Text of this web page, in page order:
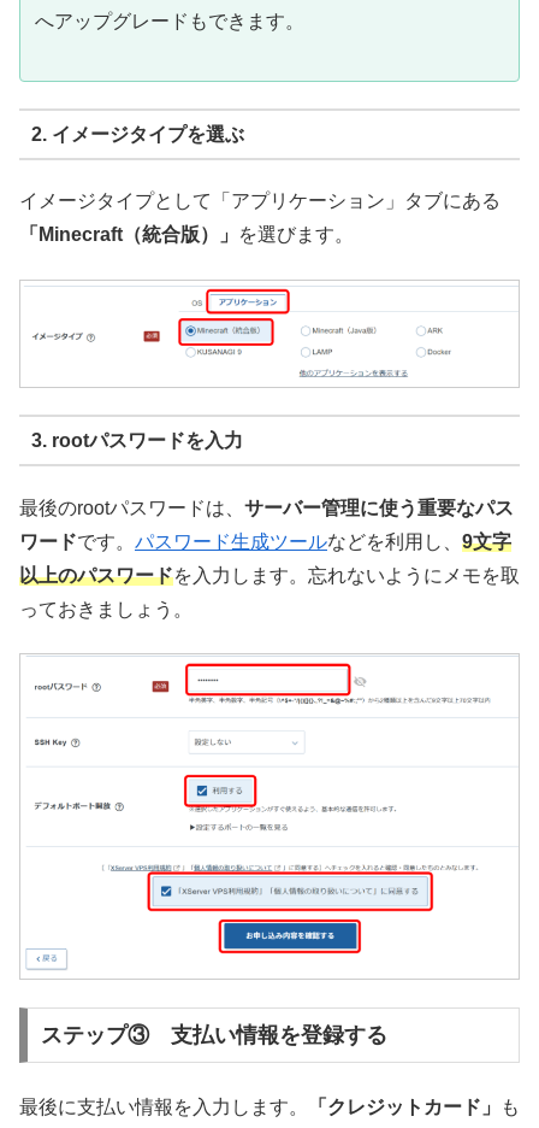
へアップグレードもできます。
2. イメージタイプを選ぶ
イメージタイプとして「アプリケーション」タブにある
「Minecraft（統合版）」
を選びます。
3. rootパスワードを入力
最後のrootパスワードは、 サーバー管理に使う重要なパス
ワードです。 パスワード生成ツールなどを利用し、 9文字
以上のパスワードを入力します。忘れないようにメモを取
っておきましょう。
ステップ③ 支払い情報を登録する
最後に支払い情報を入力します。 「クレジットカード」
も